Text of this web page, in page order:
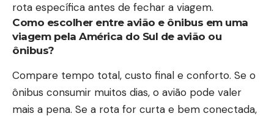
rota específica antes de fechar a viagem.
Como escolher entre avião e ônibus em uma
viagem pela América do Sul de avião ou
ônibus?
Compare tempo total, custo final e conforto. Se o
ônibus consumir muitos dias, o avião pode valer
mais a pena. Se a rota for curta e bem conectada,